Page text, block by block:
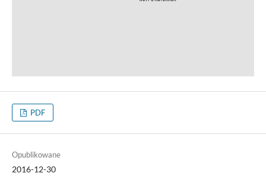
PDF
Opublikowane
2016-12-30